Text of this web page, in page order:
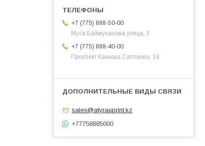
+7 (775) 888-50-00
​Муса Баймуханова улица, 3
+7 (775) 888-40-00
​Проспект Каныша Сатпаева, 18
sales@atyrauprint.kz
+77758885000